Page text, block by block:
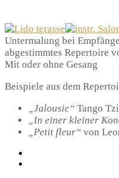
Untermalung bei
abgestimmtes Repertoire
Mit oder ohne Gesang
Beispiele aus dem
„Jalousie“ Tango
„In einer kleiner
„Petit fleur“ von